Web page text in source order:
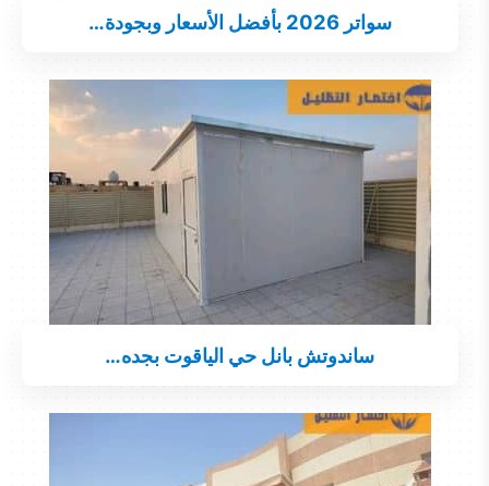
سواتر 2026 بأفضل الأسعار وبجودة…
ساندوتش بانل حي الياقوت بجده…